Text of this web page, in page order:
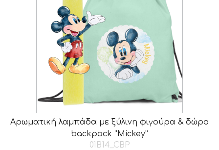
Αρωματική λαμπάδα με ξύλινη φιγούρα & δώρο
backpack “Mickey”
01B14_CBP